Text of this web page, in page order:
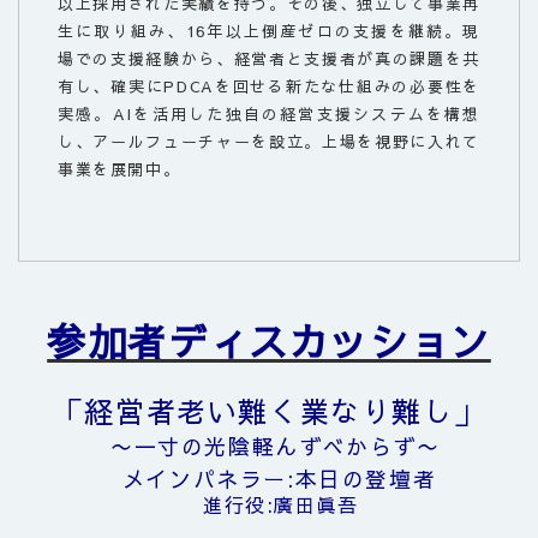
生に取り組み、16年以上倒産ゼロの支援を継続。現
場での支援経験から、経営者と支援者が真の課題を共
有し、確実にPDCAを回せる新たな仕組みの必要性を
実感。AIを活用した独自の経営支援システムを構想
し、アールフューチャーを設立。上場を視野に入れて
事業を展開中。
参加者ディスカッション
「経営者老い難く業なり難し 」
〜一寸の光陰軽んずべからず〜
メインパネラー:本日の登壇者
進行役:廣田眞吾